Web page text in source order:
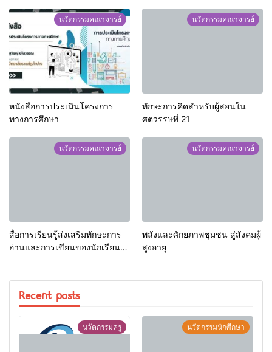
University Certificate Course
as a Case Study
จังหวัดลำปาง
นวัตกรรมคณาจารย์
หนังสือการประเมินโครงการ
ทางการศึกษา
นวัตกรรมคณาจารย์
ทักษะการคิดสําหรับผู้สอนใน
ศตวรรษที่ 21
นวัตกรรมคณาจารย์
สื่อการเรียนรู้ส่งเสริมทักษะการ
อ่านและการเขียนของนักเรียน
นวัตกรรมคณาจารย์
พลังและศักยภาพชุมชน สู่สังคมผู้
สูงอายุ
Recent posts
นวัตกรรมครู นวัตกรรมนักศึกษา